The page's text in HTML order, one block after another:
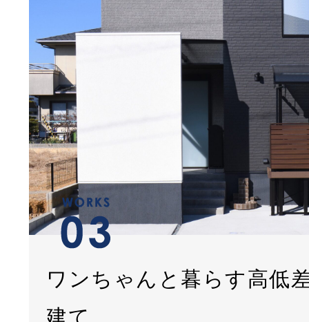
ワンちゃんと暮らす高低
建て